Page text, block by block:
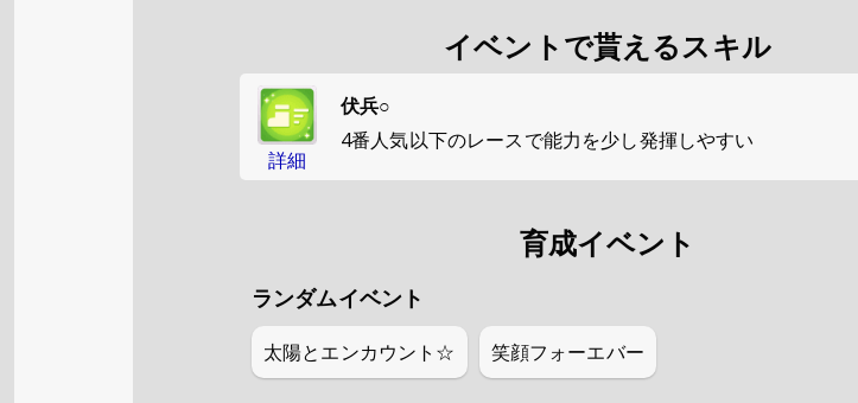
イベントで貰えるスキル
詳細
伏兵○
4番人気以下のレースで能力を少し発揮しやすい
育成イベント
ランダムイベント
太陽とエンカウント☆ 笑顔フォーエバー